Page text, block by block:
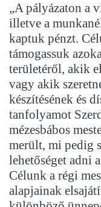
„A pályázaton a
illetve a
kaptuk pénzt.
támogassuk
területéről, akik
vagy akik
készítésének és
tanfolyamot
mézesbábos
merült, mi pedig
lehetőséget adni
Célunk a régi
alapjainak